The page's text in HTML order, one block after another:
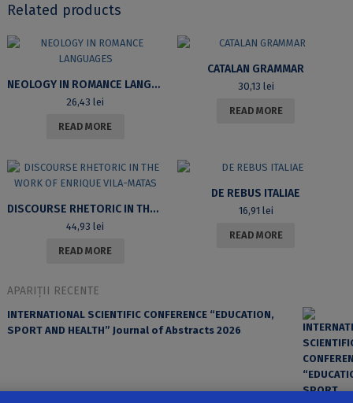
Related products
NEOLOGY IN ROMANCE LANGUAGES
26,43 lei
READ MORE
CATALAN GRAMMAR
30,13 lei
READ MORE
DISCOURSE RHETORIC IN THE WORK OF ENRIQUE VILA-MATAS
44,93lei
READ MORE
DE REBUS ITALIAE
16,91 lei
READ MORE
APARIȚII RECENTE
INTERNATIONAL SCIENTIFIC CONFERENCE “EDUCATION,
SPORT AND HEALTH” Journal of Abstracts 2026